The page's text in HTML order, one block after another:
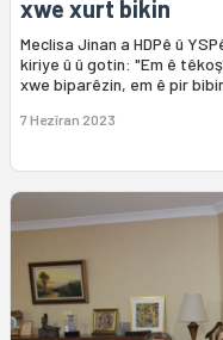
xwe xurt bikin
Meclisa Jinan a HDPê û
kiriye û û gotin: "Em ê
xwe biparêzin, em ê pir
7 Hezîran 2023